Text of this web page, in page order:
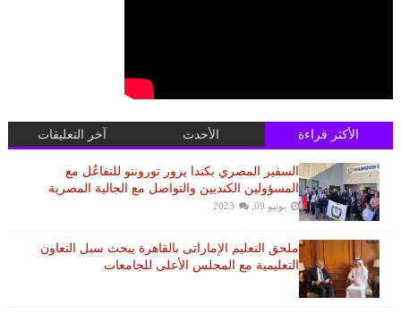
الأكثر قراءة الأحدث آخر التعليقات
السفير المصري بكندا يزور تورونتو للتفاعُل مع
المسؤولين الكنديين والتواصل مع الجالية المصرية
يونيو 09, 2023
ملحق التعليم الإماراتى بالقاهرة يبحث سبل التعاون
التعليمية مع المجلس الأعلى للجامعات